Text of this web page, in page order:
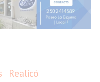
Realicó